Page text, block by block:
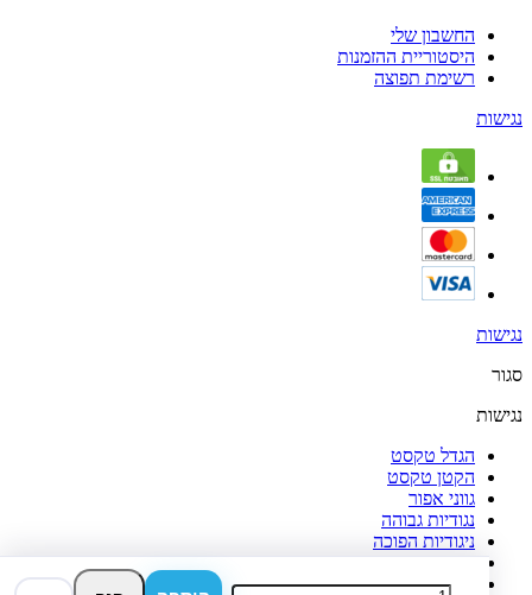
החשבון שלי
היסטוריית ההזמנות
רשימת תפוצה
נגישות
נגישות
סגור
נגישות
הגדל טקסט
הקטן טקסט
גווני אפור
נגודיות גבוהה
ניגודיות הפוכה
רקע בהיר
הדגשת קישורים